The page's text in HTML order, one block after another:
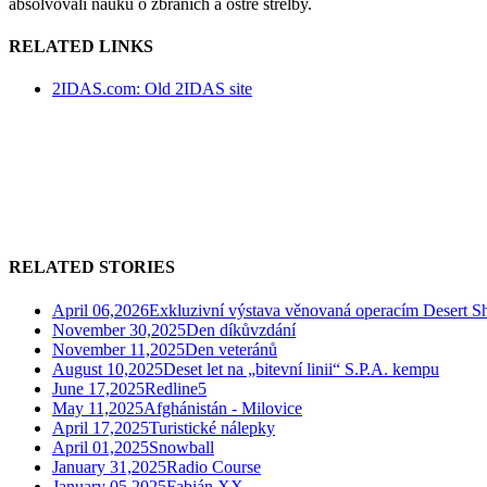
RELATED LINKS
2IDAS.com: Old 2IDAS site
RELATED STORIES
April 06,2026Exkluzivní výstava věnovaná operacím Desert
November 30,2025Den díkůvzdání
November 11,2025Den veteránů
August 10,2025Deset let na „bitevní linii“ S.P.A. kempu
June 17,2025Redline5
May 11,2025Afghánistán - Milovice
April 17,2025Turistické nálepky
April 01,2025Snowball
January 31,2025Radio Course